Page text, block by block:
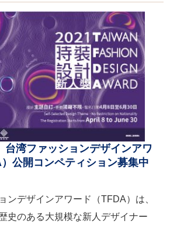
台湾ファッションデザインアワ
公開コンペティション募集中
ンデザインアワード（TFDA）は、
史のある大規模な新人デザイナー